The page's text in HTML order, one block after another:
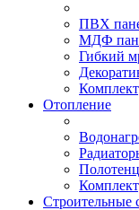
ПВХ
МДФ
Гибкий
Отопление
Строительные